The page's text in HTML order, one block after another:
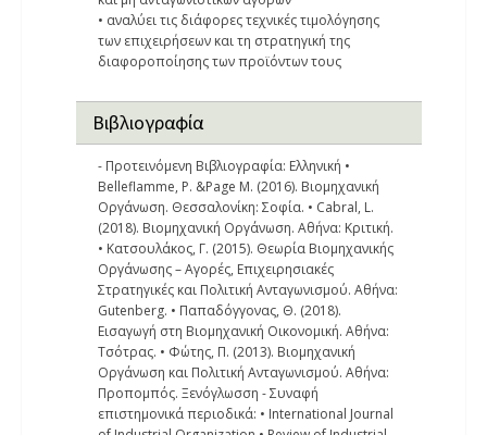
• αναλύει τις διάφορες τεχνικές τιμολόγησης
των επιχειρήσεων και τη στρατηγική της
διαφοροποίησης των προϊόντων τους
Βιβλιογραφία
- Προτεινόμενη Βιβλιογραφία: Ελληνική •
Belleflamme, P. &Page M. (2016). Βιομηχανική
Οργάνωση. Θεσσαλονίκη: Σοφία. • Cabral, L.
(2018). Βιομηχανική Οργάνωση. Αθήνα: Κριτική.
• Κατσουλάκος, Γ. (2015). Θεωρία Βιομηχανικής
Οργάνωσης – Αγορές, Επιχειρησιακές
Στρατηγικές και Πολιτική Ανταγωνισμού. Αθήνα:
Gutenberg. • Παπαδόγγονας, Θ. (2018).
Εισαγωγή στη Βιομηχανική Οικονομική. Αθήνα:
Τσότρας. • Φώτης, Π. (2013). Βιομηχανική
Οργάνωση και Πολιτική Ανταγωνισμού. Αθήνα:
Προπομπός. Ξενόγλωσση - Συναφή
επιστημονικά περιοδικά: • International Journal